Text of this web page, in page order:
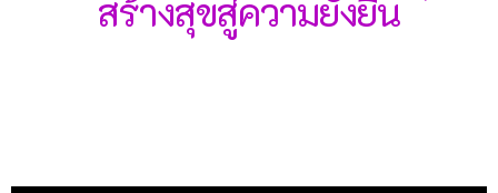
สร้างสุขสู่ความยั่งยืน